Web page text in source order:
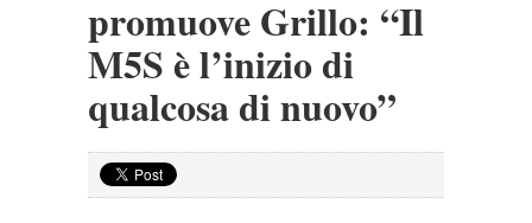
promuove Grillo: “Il
M5S è l’inizio di
qualcosa di nuovo”